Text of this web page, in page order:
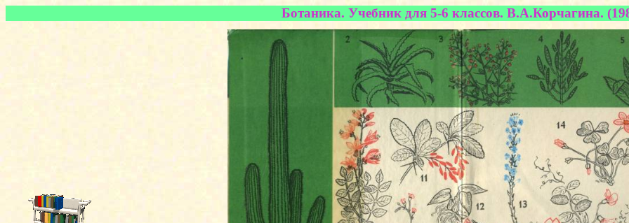
Ботаника. Учебник для 5-6 классов. В.А.Корчагина.